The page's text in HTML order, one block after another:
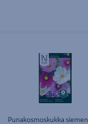
Punakosmoskukka siemen